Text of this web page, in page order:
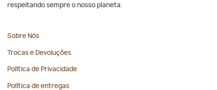
respeitando sempre o nosso planeta.
Sobre Nós
Trocas e Devoluções
Política de Privacidade
Política de entregas